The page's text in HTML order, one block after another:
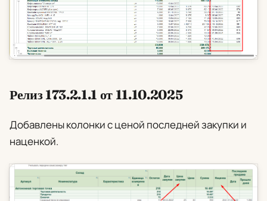
Релиз 173.2.1.1 от 11.10.2025
Добавлены колонки с ценой последней закупки и
наценкой.